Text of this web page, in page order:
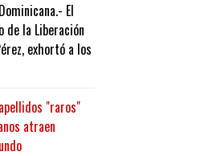
El
la Liberación
exhortó a los
"raros"
atraen